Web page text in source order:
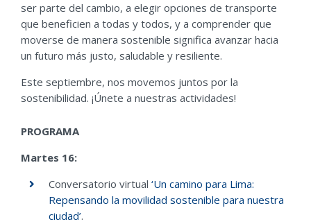
ser parte del cambio, a elegir opciones de transporte
que beneficien a todas y todos, y a comprender que
moverse de manera sostenible significa avanzar hacia
un futuro más justo, saludable y resiliente.
Este septiembre, nos movemos juntos por la
sostenibilidad. ¡Únete a nuestras actividades!
PROGRAMA
Martes 16:
Conversatorio virtual ‘Un camino para Lima:
Repensando la movilidad sostenible para nuestra
ciudad’.